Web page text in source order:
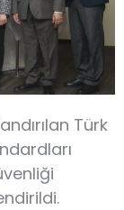
Türk